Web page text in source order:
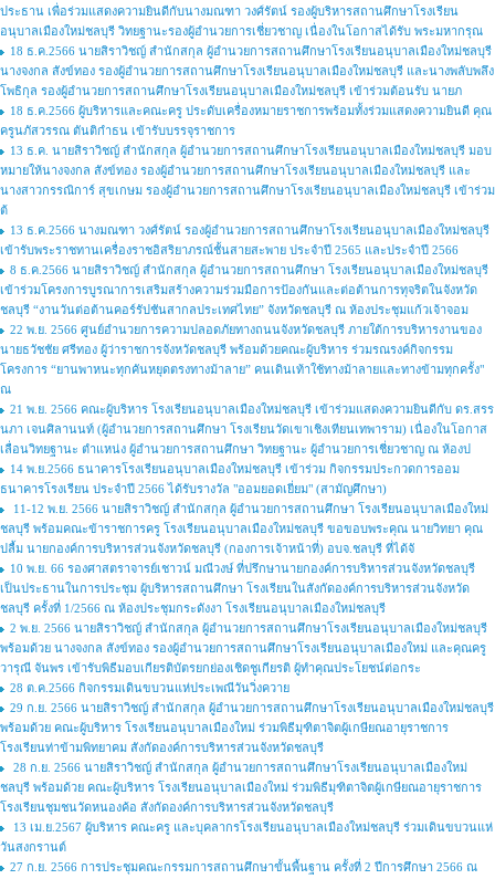
ประธาน เพื่อร่วมแสดงความยินดีกับนางมณฑา วงศ์รัตน์ รองผู้บริหารสถานศึกษาโรงเรียน
อนุบาลเมืองใหม่ชลบุรี วิทยฐานะรองผู้อำนวยการเชี่ยวชาญ เนื่องในโอกาสได้รับ พระมหากรุณ
18 ธ.ค.2566 นายสิราวิชญ์ สำนักสกุล ผู้อำนวยการสถานศึกษาโรงเรียนอนุบาลเมืองใหม่ชลบุรี
นางจงกล สังข์ทอง รองผู้อำนวยการสถานศึกษาโรงเรียนอนุบาลเมืองใหม่ชลบุรี และนางพลับพลึง
โพธิกุล รองผู้อำนวยการสถานศึกษาโรงเรียนอนุบาลเมืองใหม่ชลบุรี เข้าร่วมต้อนรับ นายภ
18 ธ.ค.2566 ผู้บริหารและคณะครู ประดับเครื่องหมายราชการพร้อมทั้งร่วมแสดงความยินดี คุณ
ครูนภัสวรรณ ตันติกำธน เข้ารับบรรจุราชการ
13 ธ.ค. นายสิราวิชญ์ สำนักสกุล ผู้อำนวยการสถานศึกษาโรงเรียนอนุบาลเมืองใหม่ชลบุรี มอบ
หมายให้นางจงกล สังข์ทอง รองผู้อำนวยการสถานศึกษาโรงเรียนอนุบาลเมืองใหม่ชลบุรี และ
นางสาวกรรณิการ์ สุขเกษม รองผู้อำนวยการสถานศึกษาโรงเรียนอนุบาลเมืองใหม่ชลบุรี เข้าร่วม
ต้
13 ธ.ค.2566 นางมณฑา วงศ์รัตน์ รองผู้อำนวยการสถานศึกษาโรงเรียนอนุบาลเมืองใหม่ชลบุรี
เข้ารับพระราชทานเครื่องราชอิสริยาภรณ์ชั้นสายสะพาย ประจำปี 2565 และประจำปี 2566
8 ธ.ค.2566 นายสิราวิชญ์ สำนักสกุล ผู้อำนวยการสถานศึกษา โรงเรียนอนุบาลเมืองใหม่ชลบุรี
เข้าร่วมโครงการบูรณาการเสริมสร้างความร่วมมือการป้องกันและต่อต้านการทุจริตในจังหวัด
ชลบุรี “งานวันต่อต้านคอร์รัปชันสากลประเทศไทย” จังหวัดชลบุรี ณ ห้องประชุมแก้วเจ้าจอม
22 พ.ย. 2566 ศูนย์อำนวยการความปลอดภัยทางถนนจังหวัดชลบุรี ภายใต้การบริหารงานของ
นายธวัชชัย ศรีทอง ผู้ว่าราชการจังหวัดชลบุรี พร้อมด้วยคณะผู้บริหาร ร่วมรณรงค์กิจกรรม
โครงการ “ยานพาหนะทุกคันหยุดตรงทางม้าลาย” คนเดินเท้าใช้ทางม้าลายและทางข้ามทุกครั้ง"
ณ
21 พ.ย. 2566 คณะผู้บริหาร โรงเรียนอนุบาลเมืองใหม่ชลบุรี เข้าร่วมแสดงความยินดีกับ ดร.สรร
นภา เจนศิลานนท์ (ผู้อำนวยการสถานศึกษา โรงเรียนวัดเขาเชิงเทียนเทพาราม) เนื่องในโอกาส
เลื่อนวิทยฐานะ ตำแหน่ง ผู้อำนวยการสถานศึกษา วิทยฐานะ ผู้อำนวยการเชี่ยวชาญ ณ ห้องป
14 พ.ย.2566 ธนาคารโรงเรียนอนุบาลเมืองใหม่ชลบุรี เข้าร่วม กิจกรรมประกวดการออม
ธนาคารโรงเรียน ประจำปี 2566 ได้รับรางวัล "ออมยอดเยี่ยม" (สามัญศึกษา)
11-12 พ.ย. 2566 นายสิราวิชญ์ สำนักสกุล ผู้อำนวยการสถานศึกษา โรงเรียนอนุบาลเมืองใหม่
ชลบุรี พร้อมคณะข้าราชการครู โรงเรียนอนุบาลเมืองใหม่ชลบุรี ขอขอบพระคุณ นายวิทยา คุณ
ปลื้ม นายกองค์การบริหารส่วนจังหวัดชลบุรี (กองการเจ้าหน้าที่) อบจ.ชลบุรี ที่ได้จั
10 พ.ย. 66 รองศาสตราจารย์เชาวน์ มณีวงษ์ ที่ปรึกษานายกองค์การบริหารส่วนจังหวัดชลบุรี
เป็นประธานในการประชุม ผู้บริหารสถานศึกษา โรงเรียนในสังกัดองค์การบริหารส่วนจังหวัด
ชลบุรี ครั้งที่ 1/2566 ณ ห้องประชุมกระดังงา โรงเรียนอนุบาลเมืองใหม่ชลบุรี
2 พ.ย. 2566 นายสิราวิชญ์ สำนักสกุล ผู้อำนวยการสถานศึกษาโรงเรียนอนุบาลเมืองใหม่ชลบุรี
พร้อมด้วย นางจงกล สังข์ทอง รองผู้อำนวยการสถานศึกษาโรงเรียนอนุบาลเมืองใหม่ และคุณครู
วารุณี จันพร เข้ารับพิธีมอบเกียรติบัตรยกย่องเชิดชูเกียรติ ผู้ทำคุณประโยชน์ต่อกระ
28 ต.ค.2566 กิจกรรมเดินขบวนแห่ประเพณีวันวิ่งควาย
29 ก.ย. 2566 นายสิราวิชญ์ สำนักสกุล ผู้อำนวยการสถานศึกษาโรงเรียนอนุบาลเมืองใหม่ชลบุรี
พร้อมด้วย คณะผู้บริหาร โรงเรียนอนุบาลเมืองใหม่ ร่วมพิธีมุฑิตาจิตผู้เกษียณอายุราชการ
โรงเรียนท่าข้ามพิทยาคม สังกัดองค์การบริหารส่วนจังหวัดชลบุรี
28 ก.ย. 2566 นายสิราวิชญ์ สำนักสกุล ผู้อำนวยการสถานศึกษาโรงเรียนอนุบาลเมืองใหม่
ชลบุรี พร้อมด้วย คณะผู้บริหาร โรงเรียนอนุบาลเมืองใหม่ ร่วมพิธีมุฑิตาจิตผู้เกษียณอายุราชการ
โรงเรียนชุมชนวัดหนองค้อ สังกัดองค์การบริหารส่วนจังหวัดชลบุรี
13 เม.ย.2567 ผู้บริหาร คณะครู และบุคลากรโรงเรียนอนุบาลเมืองใหม่ชลบุรี ร่วมเดินขบวนแห่
วันสงกรานต์
27 ก.ย. 2566 การประชุมคณะกรรมการสถานศึกษาขั้นพื้นฐาน ครั้งที่ 2 ปีการศึกษา 2566 ณ